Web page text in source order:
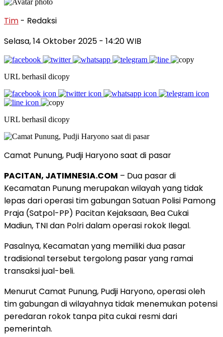
Tim - Redaksi
Selasa, 14 Oktober 2025 - 14:20 WIB
URL berhasil dicopy
URL berhasil dicopy
Camat Punung, Pudji Haryono saat di pasar
PACITAN, JATIMNESIA.COM – Dua pasar di
Kecamatan Punung merupakan wilayah yang tidak
lepas dari operasi tim gabungan Satuan Polisi Pamong
Praja (Satpol-PP) Pacitan Kejaksaan, Bea Cukai
Madiun, TNI dan Polri dalam operasi rokok Ilegal.
Pasalnya, Kecamatan yang memiliki dua pasar
tradisional tersebut tergolong pasar yang ramai
transaksi jual-beli.
Menurut Camat Punung, Pudji Haryono, operasi oleh
tim gabungan di wilayahnya tidak menemukan potensi
peredaran rokok tanpa pita cukai resmi dari
pemerintah.